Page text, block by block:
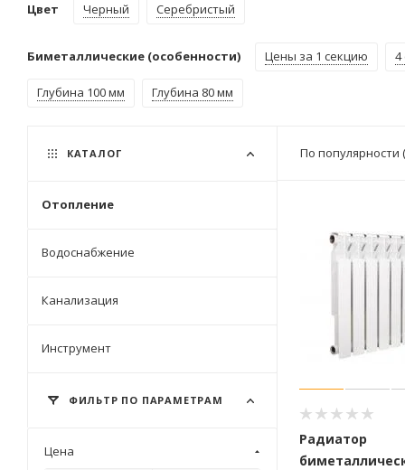
Цвет Черный Серебристый
Биметаллические (особенности) Цены за 1 секцию 4
Глубина 100 мм Глубина 80 мм
По популярности
Радиатор
КАТАЛОГ
Отопление
Водоснабжение
Канализация
Инструмент
ФИЛЬТР ПО ПАРАМЕТРАМ
Цена